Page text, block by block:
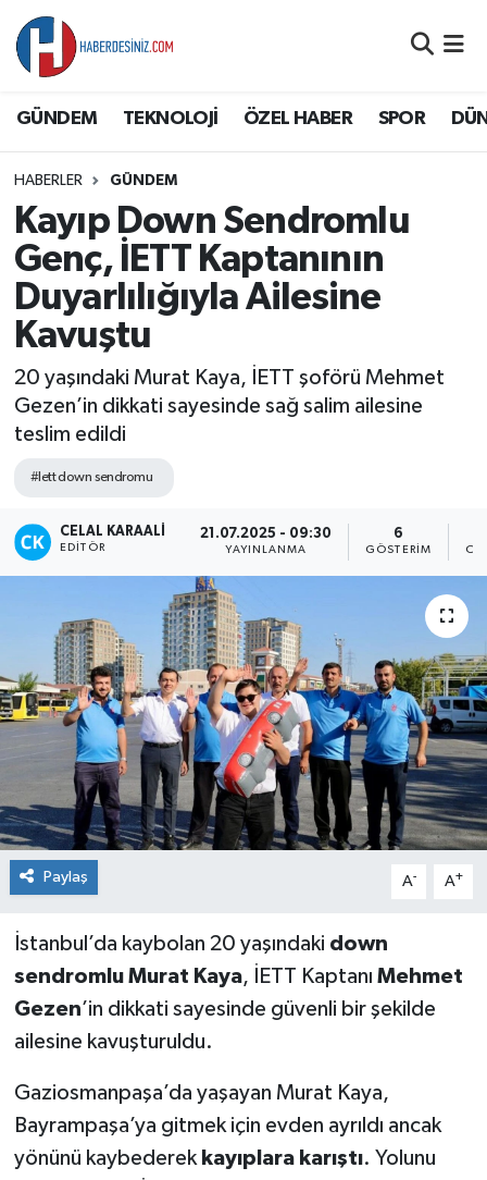
GÜNDEM TEKNOLOJİ ÖZEL HABER SPOR
HABERLER GÜNDEM
Kayıp Down Sendromlu
Genç, İETT Kaptanının
Duyarlılığıyla Ailesine
Kavuştu
20 yaşındaki Murat Kaya, İETT şoförü Mehmet
Gezen’in dikkati sayesinde sağ salim ailesine
teslim edildi
#Iett down sendromu
CELAL KARAALI
EDITÖR
21.07.2025 - 09:30
YAYINLANMA
6
GÖSTERIM
Paylaş A- A+
İstanbul’da kaybolan 20 yaşındaki down
sendromlu Murat Kaya, İETT Kaptanı Mehmet
Gezen’in dikkati sayesinde güvenli bir şekilde
ailesine kavuşturuldu.
Gaziosmanpaşa’da yaşayan Murat Kaya,
Bayrampaşa’ya gitmek için evden ayrıldı ancak
yönünü kaybederek kayıplara karıştı. Yolunu
GÜNDEM
ÖZEL HABER
SİYASET
SPOR
TEKNOLOJİ
YAŞAM
Trafik Durumu
Süper Lig Puan Durumu ve Fikstür
Son Dakika Haberleri
Haber Arşivi